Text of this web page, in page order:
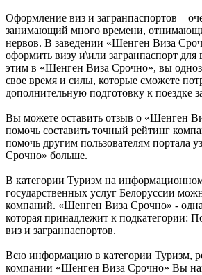
Оформление виз и загранпаспортов –
занимающий много времени,
нервов. В заведении «Шенген Виза
оформить визу и\или загранпаспорт для
этим в «Шенген Виза Срочно», вы
свое время и силы, которые сможете
дополнительную подготовку к поездке
Вы можете оставить отзыв о «Шенген
помочь составить точный рейтинг
помочь другим пользователям портала
Срочно» больше.
В категории Туризм на
государственных услуг Белоруссии
компаний. «Шенген Виза Срочно» -
которая принадлежит к подкатегории:
виз и загранпаспортов.
Всю информацию в категории Туризм,
компании «Шенген Виза Срочно» Вы